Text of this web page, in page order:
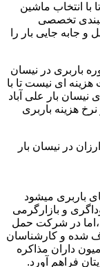
انتخاب ماشین
تخصصی
جابه جایی بار را
باربری در نیسان
هزینه ای نیست تا با
نیسان بار علی آباد
هزینه باربری
در نیسان بار
باربری میشود
و بازارگرمی
در شرکت حمل
شده و کارشناسان
داران مذاکره
فراهم آورد.